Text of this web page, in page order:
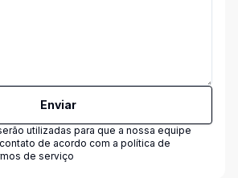
Enviar
utilizadas para que a nossa equipe
de acordo com a política de
de serviço